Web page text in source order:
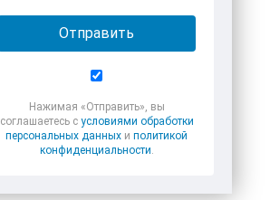
Отправить
Нажимая «Отправить», вы
соглашаетесь с условиями обработки
персональных данных и политикой
конфиденциальности.